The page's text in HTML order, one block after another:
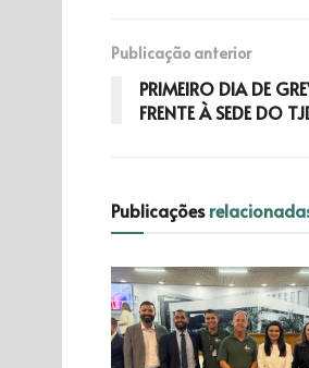
Publicação anterior
PRIMEIRO DIA DE
FRENTE À SEDE DO
Publicações